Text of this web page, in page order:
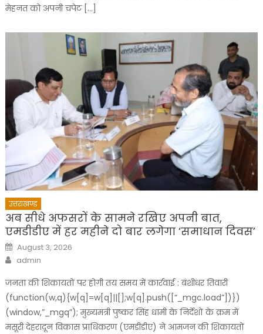
मेहनत को अपनी चपेट […]
उत्तराखण्ड
अब सीधे अफसरों के सामने रखिए अपनी बात,
एमडीडीए में हर महीने दो बार लगेगा ‘समाधान दिवस’
Posted
on
August 3, 2026
Author
admin
जनता की शिकायतों पर होगी तय समय में कार्रवाई : बंशीधर तिवारी
(function(w,q){w[q]=w[q]||[];w[q].push([“_mgc.load”])})
(window,”_mgq”); मुख्यमंत्री पुष्कर सिंह धामी के निर्देशों के क्रम में
मसूरी देहरादून विकास प्राधिकरण (एमडीडीए) ने आमजन की शिकायतों